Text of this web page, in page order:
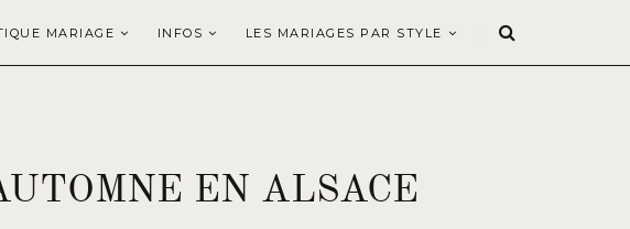
MARIAGE INFOS LES MARIAGES PAR STYLE
EN ALSACE